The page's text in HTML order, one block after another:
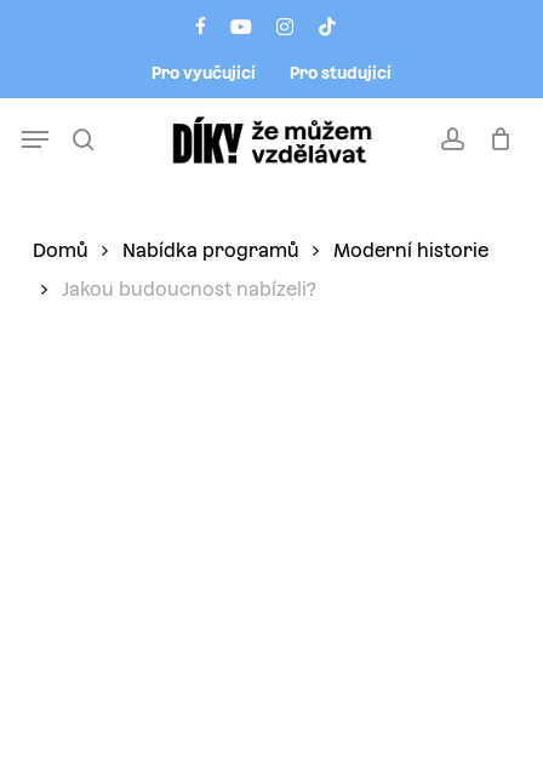
facebookyoutubeinstagram
tiktok
Pro vyučující Pro studující
account
Menu
Domů Nabídka programů
Moderní historie
Jakou budoucnost nabízeli?